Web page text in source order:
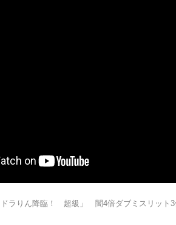
ラりん降臨！ 超級」 闇4倍ダブミスリット3